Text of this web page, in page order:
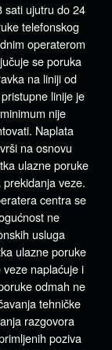
sati ujutru do 24
telefonskog
operaterom
se poruka
na liniji od
linije je
nije
Naplata
na osnovu
ulazne poruke
veze.
centra se
ne
usluga
ulazne poruke
naplaćuje i
odmah ne
tehničke
razgovora
poziva